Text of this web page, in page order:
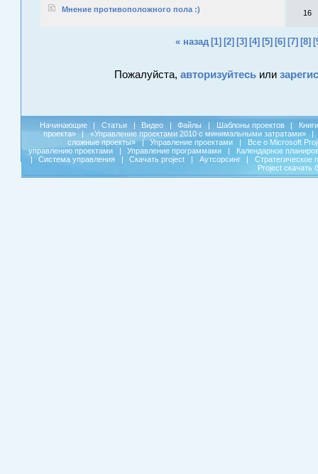
Мнение противоположного пола :) 16
« назад [1] [2] [3] [4] [5] [6] [7] [8]
Пожалуйста, авторизуйтесьили
Начинающие | Статьи | Видео | Файлы | Шаблоны проектов |
Книги
проекта»
| «Управление проектами 2010 с минимальными затратами»
|
сложные проекты»
| Управление проектами |
Все о Microsoft
управлению проектами
| Управление программами |
Календарное
|
Система управления | Скачать project | Аутсорсинг |
Стратегическое
Project скачать